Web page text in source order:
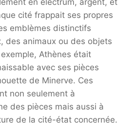
cité frappait ses propres
emblèmes distinctifs
des animaux ou des objets
Athènes était
avec ses pièces
de Minerve. Ces
non seulement à
des pièces mais aussi à
de la cité-état concernée.